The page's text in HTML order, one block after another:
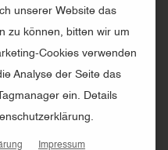
unserer Website das
zu können, bitten wir um
Cookies verwenden
Analyse der Seite das
ein. Details
Impressum